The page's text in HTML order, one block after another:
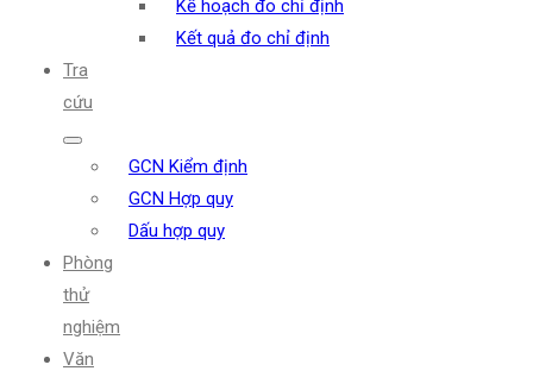
Kế hoạch đo chỉ định
Kết quả đo chỉ định
Tra
cứu
GCN Kiểm định
GCN Hợp quy
Dấu hợp quy
Phòng
thử
nghiệm
Văn